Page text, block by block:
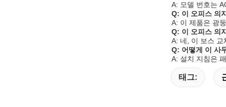
A: 모델 번호는
Q: 이 오피스 의
A: 이 제품은 광
Q: 이 오피스 의
A: 네, 이 보스 교
Q: 어떻게 이 사
A: 설치 지침은
태그: